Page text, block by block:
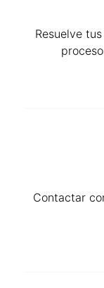
Resuelve
Contactar